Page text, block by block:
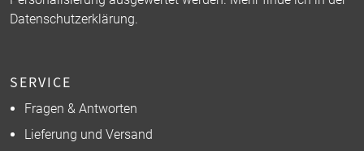
Datenschutzerklärung.
SERVICE
Fragen & Antworten
Lieferung und Versand